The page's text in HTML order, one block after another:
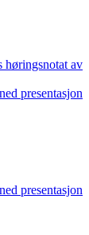
høringsnotat av
presentasjon
presentasjon